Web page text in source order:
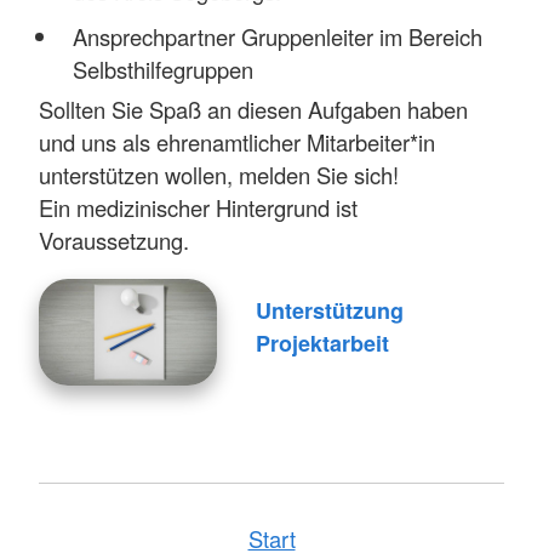
Ansprechpartner Gruppenleiter im Bereich
Selbsthilfegruppen
Sollten Sie Spaß an diesen Aufgaben haben
und uns als ehrenamtlicher Mitarbeiter*in
unterstützen wollen, melden Sie sich!
Ein medizinischer Hintergrund ist
Voraussetzung.
Unterstützung
Projektarbeit
Start